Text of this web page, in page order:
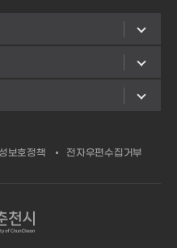
보호정책 전자우편수집거부